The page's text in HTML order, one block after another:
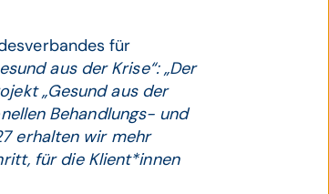
für
aus der Krise“: „Der
„Gesund aus der
Behandlungs- und
erhalten wir mehr
für die Klient*innen